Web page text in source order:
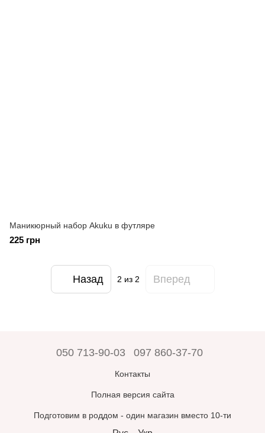
Маникюрный набор Akuku в футляре
225 грн
Назад 2 из 2 Вперед
050 713-90-03 097 860-37-70
Контакты
Полная версия сайта
Подготовим в роддом - один магазин вместо 10-ти